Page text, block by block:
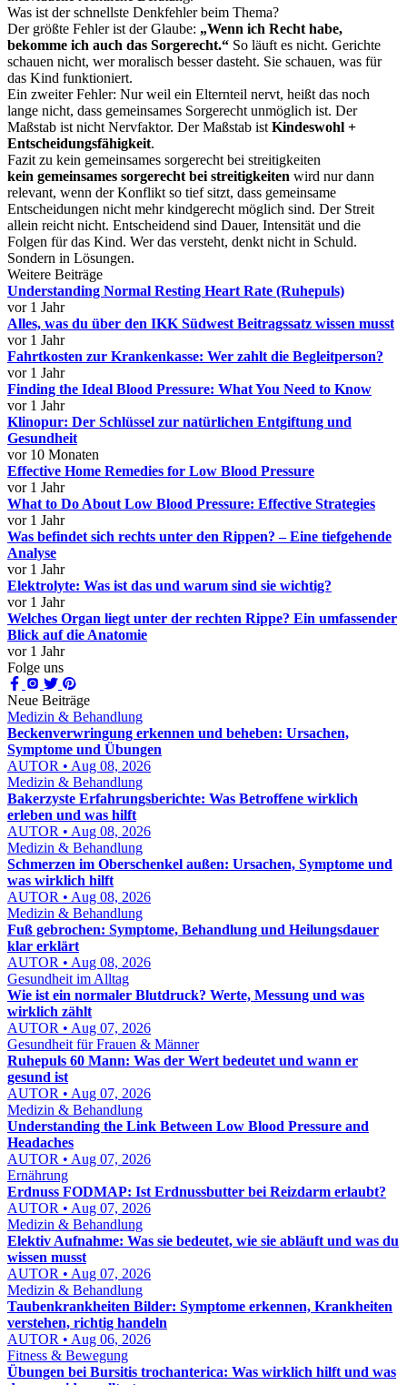
Was ist der schnellste Denkfehler beim Thema?
Der größte Fehler ist der Glaube: „Wenn ich Recht habe,
bekomme ich auch das Sorgerecht.“ So läuft es nicht. Gerichte
schauen nicht, wer moralisch besser dasteht. Sie schauen, was für
das Kind funktioniert.
Ein zweiter Fehler: Nur weil ein Elternteil nervt, heißt das noch
lange nicht, dass gemeinsames Sorgerecht unmöglich ist. Der
Maßstab ist nicht Nervfaktor. Der Maßstab ist Kindeswohl +
Entscheidungsfähigkeit.
Fazit zu kein gemeinsames sorgerecht bei streitigkeiten
kein gemeinsames sorgerecht bei streitigkeiten wird nur dann
relevant, wenn der Konflikt so tief sitzt, dass gemeinsame
Entscheidungen nicht mehr kindgerecht möglich sind. Der Streit
allein reicht nicht. Entscheidend sind Dauer, Intensität und die
Folgen für das Kind. Wer das versteht, denkt nicht in Schuld.
Sondern in Lösungen.
Weitere Beiträge
Understanding Normal Resting Heart Rate (Ruhepuls)
vor 1 Jahr
Alles, was du über den IKK Südwest Beitragssatz wissen musst
vor 1 Jahr
Fahrtkosten zur Krankenkasse: Wer zahlt die Begleitperson?
vor 1 Jahr
Finding the Ideal Blood Pressure: What You Need to Know
vor 1 Jahr
Klinopur: Der Schlüssel zur natürlichen Entgiftung und
Gesundheit
vor 10 Monaten
Effective Home Remedies for Low Blood Pressure
vor 1 Jahr
What to Do About Low Blood Pressure: Effective Strategies
vor 1 Jahr
Was befindet sich rechts unter den Rippen? – Eine tiefgehende
Analyse
vor 1 Jahr
Elektrolyte: Was ist das und warum sind sie wichtig?
vor 1 Jahr
Welches Organ liegt unter der rechten Rippe? Ein umfassender
Blick auf die Anatomie
vor 1 Jahr
Folge uns
Neue Beiträge
Medizin & Behandlung
Beckenverwringung erkennen und beheben: Ursachen,
Symptome und Übungen
AUTOR • Aug 08, 2026
Medizin & Behandlung
Bakerzyste Erfahrungsberichte: Was Betroffene wirklich
erleben und was hilft
AUTOR • Aug 08, 2026
Medizin & Behandlung
Schmerzen im Oberschenkel außen: Ursachen, Symptome und
was wirklich hilft
AUTOR • Aug 08, 2026
Medizin & Behandlung
Fuß gebrochen: Symptome, Behandlung und Heilungsdauer
klar erklärt
AUTOR • Aug 08, 2026
Gesundheit im Alltag
Wie ist ein normaler Blutdruck? Werte, Messung und was
wirklich zählt
AUTOR • Aug 07, 2026
Gesundheit für Frauen & Männer
Ruhepuls 60 Mann: Was der Wert bedeutet und wann er
gesund ist
AUTOR • Aug 07, 2026
Medizin & Behandlung
Understanding the Link Between Low Blood Pressure and
Headaches
AUTOR • Aug 07, 2026
Ernährung
Erdnuss FODMAP: Ist Erdnussbutter bei Reizdarm erlaubt?
AUTOR • Aug 07, 2026
Medizin & Behandlung
Elektiv Aufnahme: Was sie bedeutet, wie sie abläuft und was du
wissen musst
AUTOR • Aug 07, 2026
Medizin & Behandlung
Taubenkrankheiten Bilder: Symptome erkennen, Krankheiten
verstehen, richtig handeln
AUTOR • Aug 06, 2026
Fitness & Bewegung
Übungen bei Bursitis trochanterica: Was wirklich hilft und was